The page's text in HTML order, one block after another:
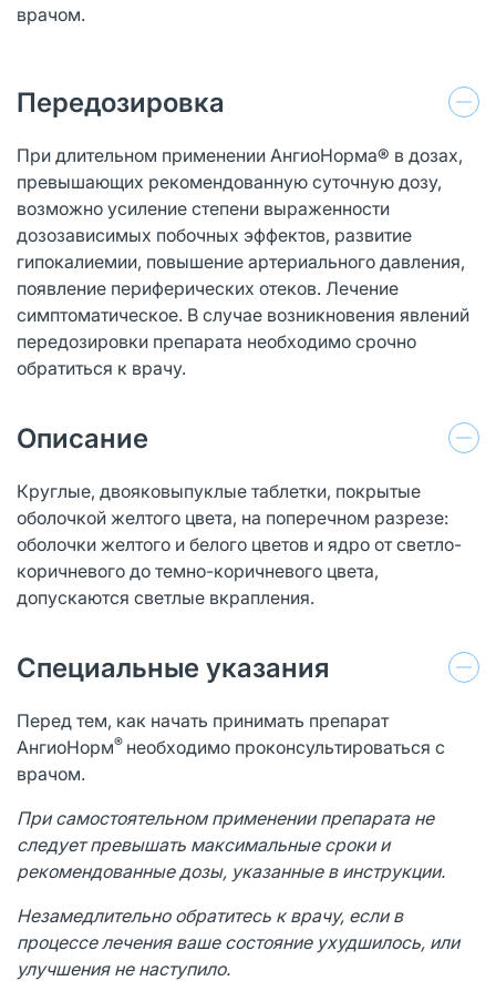
врачом.
Передозировка
При длительном применении АнгиоНорма® в дозах,
превышающих рекомендованную суточную дозу,
возможно усиление степени выраженности
дозозависимых побочных эффектов, развитие
гипокалиемии, повышение артериального давления,
появление периферических отеков. Лечение
симптоматическое. В случае возникновения явлений
передозировки препарата необходимо срочно
обратиться к врачу.
Описание
Круглые, двояковыпуклые таблетки, покрытые
оболочкой желтого цвета, на поперечном разрезе:
оболочки желтого и белого цветов и ядро от светло-
коричневого до темно-коричневого цвета,
допускаются светлые вкрапления.
Специальные указания
Перед тем, как начать принимать препарат
АнгиоНорм® необходимо проконсультироваться с
врачом.
При самостоятельном применении препарата не
следует превышать максимальные сроки и
рекомендованные дозы, указанные в инструкции.
Незамедлительно обратитесь к врачу, если в
процессе лечения ваше состояние ухудшилось, или
улучшения не наступило.